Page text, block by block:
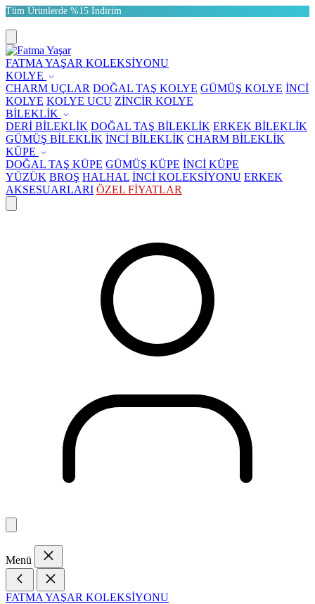
Tüm Ürünlerde %15 İndirim
FATMA YAŞAR KOLEKSİYONU
KOLYE
CHARM UÇLAR DOĞAL TAŞ KOLYE GÜMÜŞ KOLYE İNCİ
KOLYE KOLYE UCU ZİNCİR KOLYE
BİLEKLİK
DERİ BİLEKLİK DOĞAL TAŞ BİLEKLİK ERKEK BİLEKLİK
GÜMÜŞ BİLEKLİK İNCİ BİLEKLİK CHARM BİLEKLİK
KÜPE
DOĞAL TAŞ KÜPE GÜMÜŞ KÜPE İNCİ KÜPE
YÜZÜK BROŞ HALHAL İNCİ KOLEKSİYONU ERKEK
AKSESUARLARI ÖZEL FİYATLAR
Menü
FATMA YAŞAR KOLEKSİYONU